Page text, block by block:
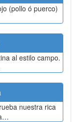
(pollo ó puerco)
al estilo campo.
nuestra rica